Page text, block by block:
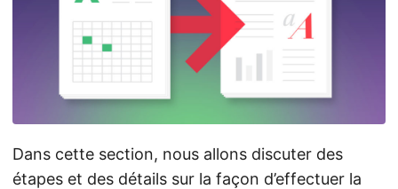
Dans cette section, nous allons discuter des
étapes et des détails sur la façon d’effectuer la